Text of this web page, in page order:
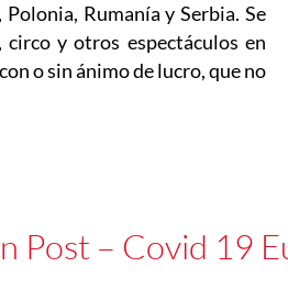
Rumanía y Serbia. Se
circo y otros espectáculos en
o sin ánimo de lucro, que no
Post – Covid 19